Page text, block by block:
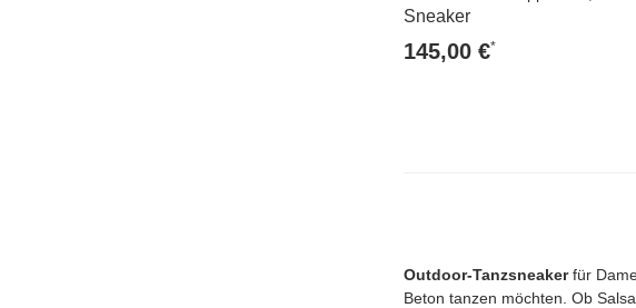
Outdoor-Tanzsneakerfür
Beton tanzen möchten. Ob
Sneaker
145,00 €*